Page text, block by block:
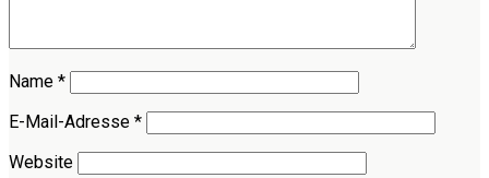
Name *
E-Mail-Adresse *
Website